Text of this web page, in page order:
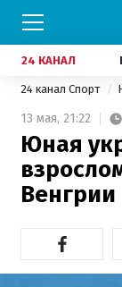
24 КАНАЛ
24 канал Спорт
13 мая, 21:22
Юная
Венгрии